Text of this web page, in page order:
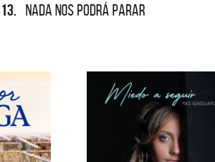
13. NADA NOS PODRÁ PARAR